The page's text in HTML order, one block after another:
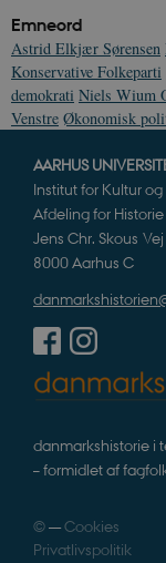
Emneord
Astrid Elkjær Sørensen
Konservative Folkeparti
demokrati Niels Wium
Venstre Økonomisk
AARHUS
Institut for Kultur
Afdeling for
Jens Chr. Skous
8000 Aarhus C
danmarkshistorie i
– formidlet af
©—Cookies
Privatlivspolitik